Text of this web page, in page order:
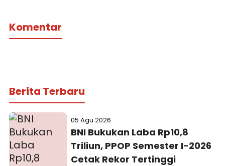
Komentar
Berita Terbaru
05 Agu 2026
BNI Bukukan Laba Rp10,8
Triliun, PPOP Semester I-2026
Cetak Rekor Tertinggi